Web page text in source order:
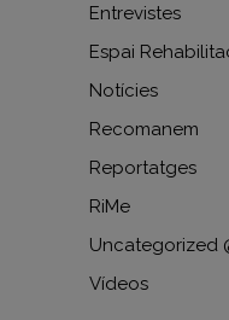
Entrevistes
Espai
Notícies
Recomanem
Reportatges
RiMe
Uncategorized
Vídeos